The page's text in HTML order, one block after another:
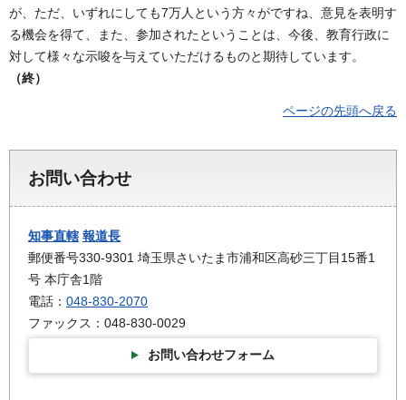
が、ただ、いずれにしても7万人という方々がですね、意見を表明す
る機会を得て、また、参加されたということは、今後、教育行政に
対して様々な示唆を与えていただけるものと期待しています。
（終）
ページの先頭へ戻る
お問い合わせ
知事直轄 報道長
郵便番号330-9301 埼玉県さいたま市浦和区高砂三丁目15番1
号 本庁舎1階
電話： 048-830-2070
ファックス：048-830-0029
お問い合わせフォーム